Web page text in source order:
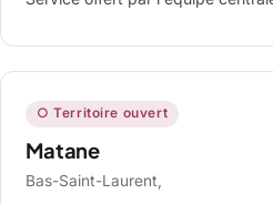
○ Territoire ouvert
Matane
Bas-Saint-Laurent,